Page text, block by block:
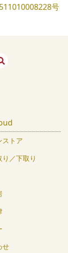
号
ストア
り／下取り
せ